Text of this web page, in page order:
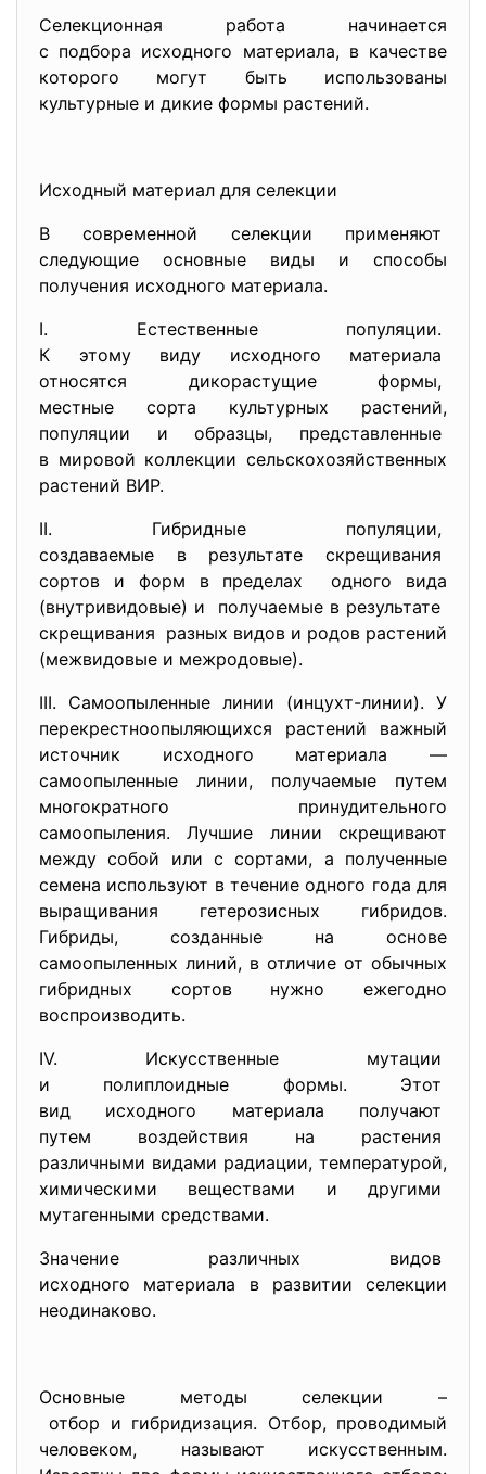
Селекционная работа начинается
с подбора исходного материала, в качестве
которого могут быть использованы
культурные и дикие формы растений.
Исходный материал для селекции
В современной селекции применяют
следующие основные виды и способы
получения исходного материала.
I. Естественные популяции.
К этому виду исходного материала
относятся дикорастущие формы,
местные сорта культурных растений,
популяции и образцы, представленные
в мировой коллекции сельскохозяйственных
растений ВИР.
II. Гибридные популяции,
создаваемые в результате скрещивания
сортов и форм в пределах одного вида
(внутривидовые) и получаемые в результате
скрещивания разных видов и родов растений
(межвидовые и межродовые).
III. Самоопыленные линии (инцухт-линии). У
перекрестноопыляющихся растений важный
источник исходного материала —
самоопыленные линии, получаемые путем
многократного принудительного
самоопыления. Лучшие линии скрещивают
между собой или с сортами, а полученные
семена используют в течение одного года для
выращивания гетерозисных гибридов.
Гибриды, созданные на основе
самоопыленных линий, в отличие от обычных
гибридных сортов нужно ежегодно
воспроизводить.
IV. Искусственные мутации
и полиплоидные формы. Этот
вид исходного материала получают
путем воздействия на растения
различными видами радиации, температурой,
химическими веществами и другими
мутагенными средствами.
Значение различных видов
исходного материала в развитии селекции
неодинаково.
Основные методы селекции –
отбор и гибридизация. Отбор, проводимый
человеком, называют искусственным.